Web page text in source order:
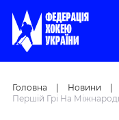
Головна Новини
Першій Грі На